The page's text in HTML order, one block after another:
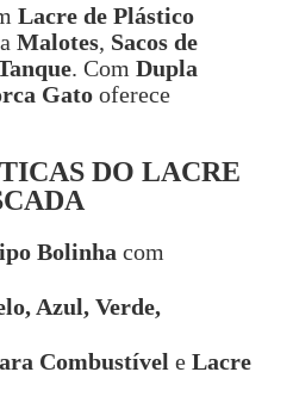
Lacre de Plástico
Malotes, Sacos de
. Com Dupla
Gato oferece
DO LACRE
Bolinha com
Azul, Verde,
Combustível e Lacre